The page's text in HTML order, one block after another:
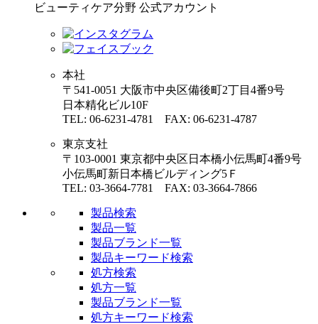
ビューティケア分野 公式アカウント
本社
〒541-0051 大阪市中央区備後町2丁目4番9号
日本精化ビル10F
TEL: 06-6231-4781 FAX: 06-6231-4787
東京支社
〒103-0001 東京都中央区日本橋小伝馬町4番9号
小伝馬町新日本橋ビルディング5Ｆ
TEL: 03-3664-7781 FAX: 03-3664-7866
製品検索
製品一覧
製品ブランド一覧
製品キーワード検索
処方検索
処方一覧
製品ブランド一覧
処方キーワード検索